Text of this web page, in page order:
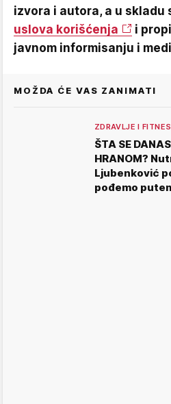
izvora i autora, a u skladu
uslova korišćenja
i
javnom informisanju i
MOŽDA ĆE VAS ZANIMATI
ZDRAVLJE I
ŠTA SE
HRANOM?
Ljubenković
pođemo